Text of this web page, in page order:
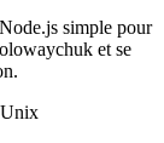
simple pour
et se
Unix